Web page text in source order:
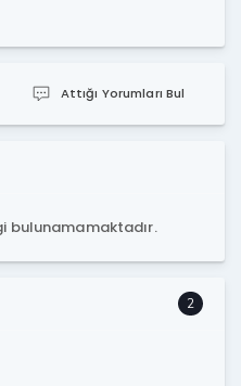
Attığı Yorumları Bul
bulunamamaktadır.
2